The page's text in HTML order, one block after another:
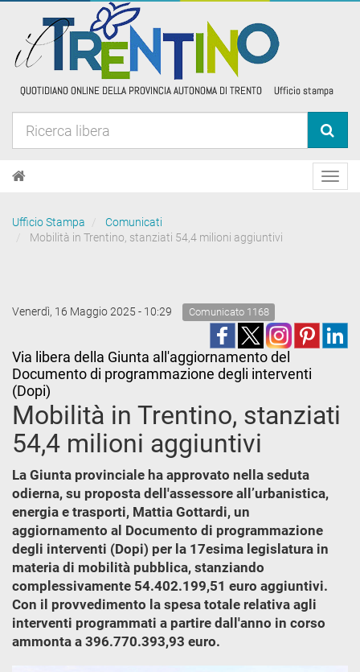
Ufficio Stampa
Comunicati
Mobilità in Trentino, stanziati 54,4 milioni aggiuntivi
Venerdì, 16 Maggio 2025 - 10:29 Comunicato 1168
Via libera della Giunta all'aggiornamento del
Documento di programmazione degli interventi
(Dopi)
Mobilità in Trentino, stanziati
54,4 milioni aggiuntivi
La Giunta provinciale ha approvato nella seduta
odierna, su proposta dell'assessore all’urbanistica,
energia e trasporti, Mattia Gottardi, un
aggiornamento al Documento di programmazione
degli interventi (Dopi) per la 17esima legislatura in
materia di mobilità pubblica, stanziando
complessivamente 54.402.199,51 euro aggiuntivi.
Con il provvedimento la spesa totale relativa agli
interventi programmati a partire dall'anno in corso
ammonta a 396.770.393,93 euro.